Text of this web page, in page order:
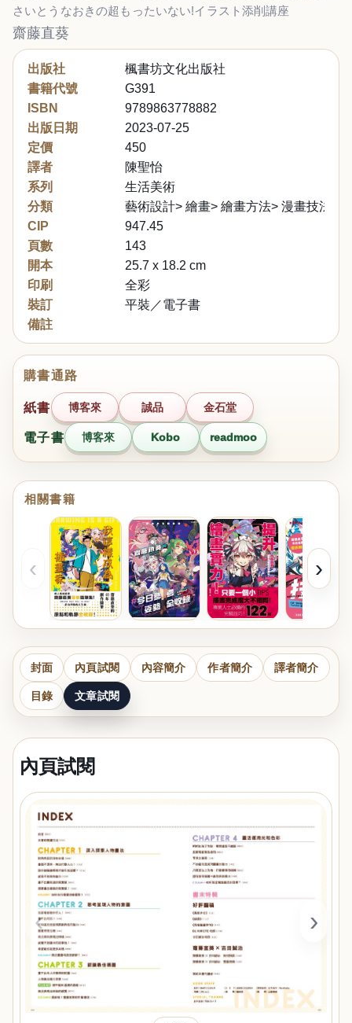
さいとうなおきの超もったいない!イラスト添削講座
齋藤直葵
出版社
楓書坊文化出版社
書籍代號
G391
ISBN
9789863778882
出版日期
2023-07-25
定價
450
譯者
陳聖怡
系列
生活美術
分類
藝術設計> 繪畫> 繪畫方法> 漫畫技法
CIP
947.45
頁數
143
開本
25.7 x 18.2 cm
印刷
全彩
裝訂
平裝／電子書
備註
購書通路
紙書 博客來 誠品 金石堂
電子書 博客來 Kobo readmoo
相關書籍
‹ ›
封面 內頁試閱 內容簡介 作者簡介 譯者簡介
目錄 文章試閱
內頁試閱
‹ ›